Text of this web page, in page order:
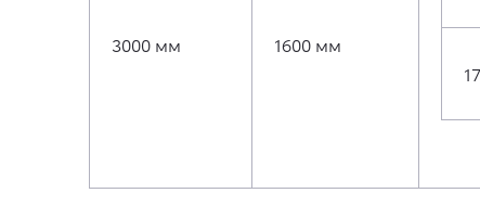
3000 мм 1600 мм